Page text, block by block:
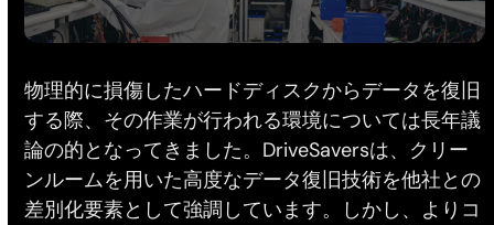
物理的に損傷したハードディスクからデータを復旧
する際、その作業が行われる環境については長年議
論の的となってきました。DriveSaversは、クリー
ンルームを用いた高度なデータ復旧技術を他社との
差別化要素として強調しています。しかし、よりコ